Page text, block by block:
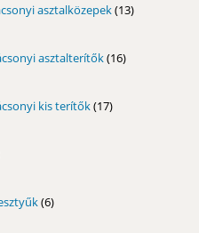
asztalközepek 13
termék
asztalterítők 16
termék
kis terítők 17
termék
6
termék